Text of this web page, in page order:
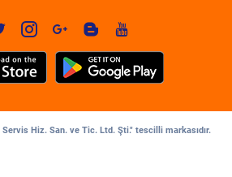
Hiz. San. ve Tic. Ltd. Şti." tescilli markasıdır.